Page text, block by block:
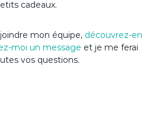
cadeaux.
mon équipe, découvrez-en
moi un message et je me ferai
vos questions.